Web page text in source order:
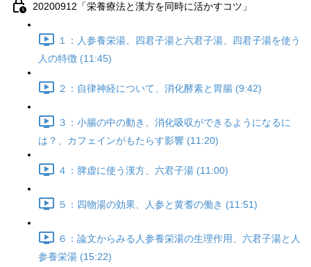
20200912「栄養療法と漢方を同時に活かすコツ」
１：人参養栄湯、四君子湯と六君子湯、四君子湯を使う
人の特徴 (11:45)
２：自律神経について、消化酵素と胃腸 (9:42)
３：小腸の中の動き、消化吸収ができるようになるに
は？、カフェインがもたらす影響 (11:20)
４：脾虚に使う漢方、六君子湯 (11:00)
５：四物湯の効果、人参と黄耆の働き (11:51)
６：論文からみる人参養栄湯の生理作用、六君子湯と人
参養栄湯 (15:22)